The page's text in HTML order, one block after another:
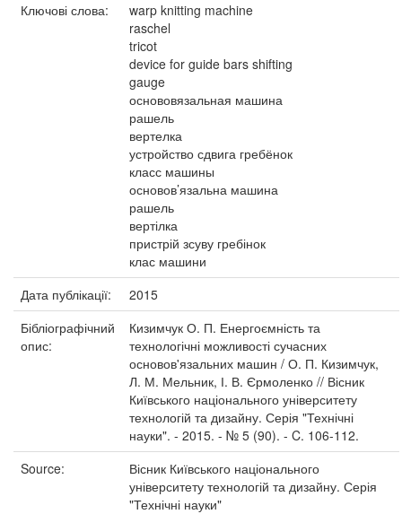
Ключові слова:
warp knitting machine
raschel
tricot
device for guide bars shifting
gauge
основовязальная машина
рашель
вертелка
устройство сдвига гребёнок
класс машины
основов’язальна машина
рашель
вертілка
пристрій зсуву гребінок
клас машини
Дата публікації:
2015
Бібліографічний
опис:
Кизимчук О. П. Енергоємність та
технологічні можливості сучасних
основов'язальних машин / О. П. Кизимчук,
Л. М. Мельник, І. В. Єрмоленко // Вісник
Київського національного університету
технологій та дизайну. Серія "Технічні
науки". - 2015. - № 5 (90). - C. 106-112.
Source:
Вісник Київського національного
університету технологій та дизайну. Серія
"Технічні науки"